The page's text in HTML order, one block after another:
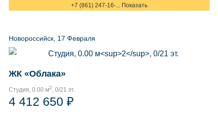
+7 (861) 247-16-... Показать
Новороссийск, 17 Февраля
ЖК «Облака»
Студия, 0.00 м2, 0/21 эт.
4 412 650 ₽